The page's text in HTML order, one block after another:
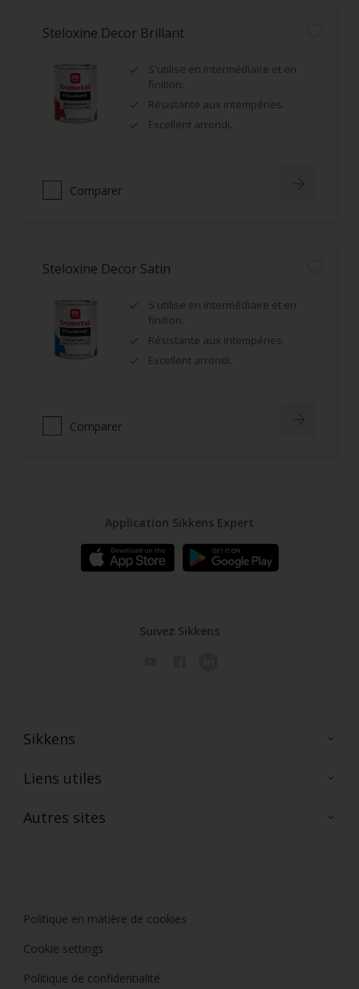
Steloxine Decor Brillant
S'utilise en intermédiaire et en
finition.
Résistante aux intempéries.
Excellent arrondi.
Comparer
Steloxine Decor Satin
S'utilise en intermédiaire et en
finition.
Résistante aux intempéries.
Excellent arrondi.
Comparer
Application Sikkens Expert
Suivez Sikkens
Sikkens
A propos de Sikkens
Liens utiles
Ouvrir un magasin PASS
Autres sites
Politique en matière de cookies
Cookie settings
Politique de confidentialité